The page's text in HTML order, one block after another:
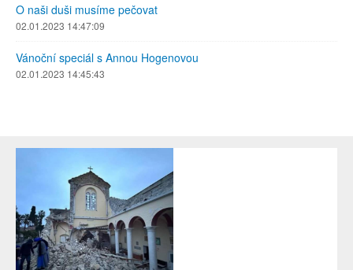
O naši duši musíme pečovat
02.01.2023 14:47:09
Vánoční speciál s Annou Hogenovou
02.01.2023 14:45:43